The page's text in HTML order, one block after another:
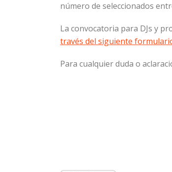
número de seleccionados
La convocatoria para DJs y
través del siguiente
Para cualquier duda o